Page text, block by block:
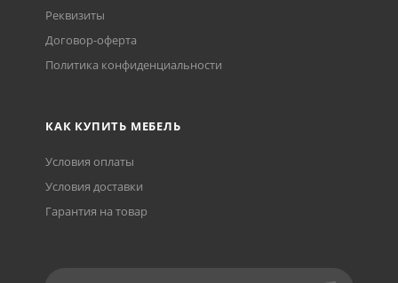
Реквизиты
Договор-оферта
Политика конфиденциальности
КАК КУПИТЬ МЕБЕЛЬ
Условия оплаты
Условия доставки
Гарантия на товар